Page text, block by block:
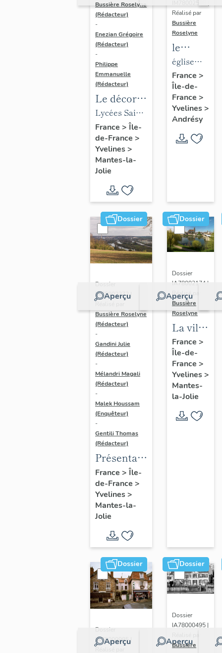
Bussière Roselyne
(Rédacteur)
-
Enezian Grégoire
(Rédacteur)
-
Philippe
Emmanuelle
(Rédacteur)
Le décor
des lycées
de Mantes
Lycées Saint-
Exupéry et
Jean Rostand
France > Île-
de-France >
Yvelines>
Mantes-la-
Jolie
Réalisé par
Bussière
Roselyne
le
mobilier
de
l'église
Saint-
Germain-
de-
Paris
église
paroissiale
Saint-
Germain
France >
Île-de-
France >
Yvelines>
Andrésy
Dossier
Aperçu
Dossier
IA78002272 |
Bussière Roselyne
(Rédacteur)
-
Gandini Julie
(Rédacteur)
-
Mélandri Magali
(Rédacteur)
-
Malek Houssam
(Enquêteur)
-
Gentili Thomas
(Rédacteur)
Présentation
de l'étude
France > Île-
de-France >
Yvelines>
Mantes-la-
Jolie
Dossier
Aperçu
Dossier
IA78002174 |
Réalisé par
Bussière
Roselyne
La ville
de
Mantes-
la-Jolie
France >
Île-de-
France >
Yvelines>
Mantes-
la-Jolie
Dossier
Aperçu
Dossier
IA78000985 |
Dossier
Aperçu
Dossier
IA78000495 |
Bussière